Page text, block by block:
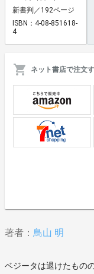
新書判／192ページ
ISBN：4-08-851618-
4
ネット書店で注文
著者： 鳥山 明
ベジータは退けたもの